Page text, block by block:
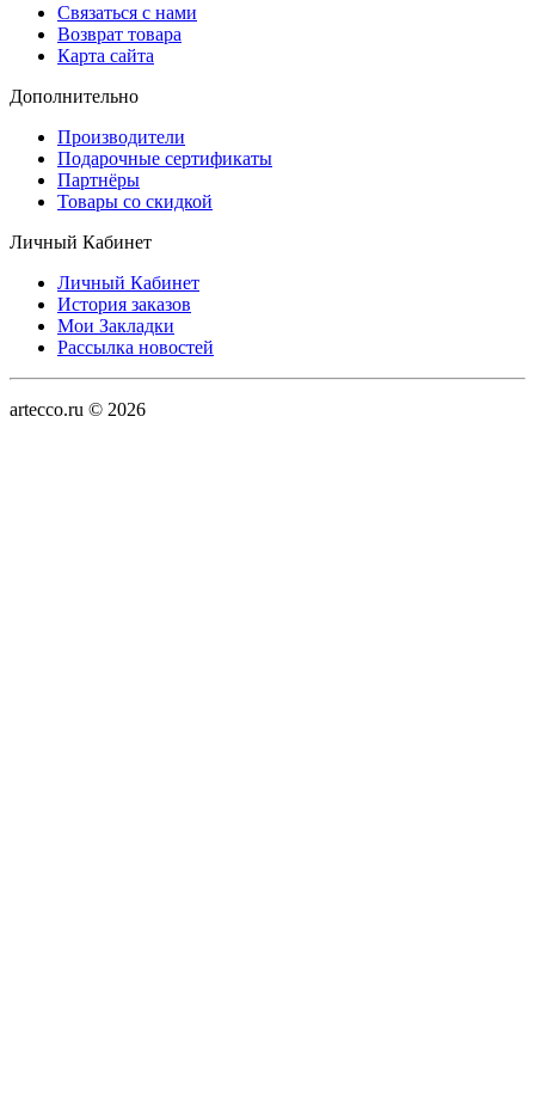
Связаться с нами
Возврат товара
Карта сайта
Дополнительно
Производители
Подарочные сертификаты
Партнёры
Товары со скидкой
Личный Кабинет
Личный Кабинет
История заказов
Мои Закладки
Рассылка новостей
artecco.ru © 2026